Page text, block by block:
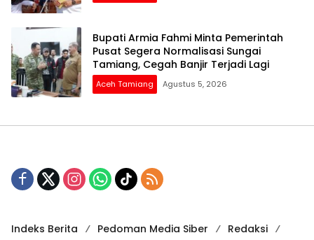
Bupati Armia Fahmi Minta Pemerintah
Pusat Segera Normalisasi Sungai
Tamiang, Cegah Banjir Terjadi Lagi
Aceh Tamiang Agustus 5, 2026
Indeks Berita Pedoman Media Siber Redaksi